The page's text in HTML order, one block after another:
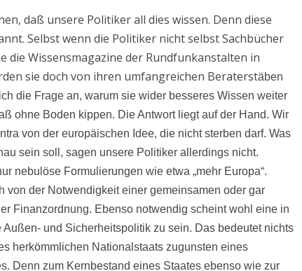
daß unsere Politiker all dies wissen. Denn diese
Selbst wenn die Politiker nicht selbst Sachbücher
die Wissensmagazine der Rundfunkanstalten in
sie doch von ihren umfangreichen Beraterstäben
die Frage an, warum sie wider besseres Wissen weiter
ohne Boden kippen. Die Antwort liegt auf der Hand. Wir
von der europäischen Idee, die nicht sterben darf. Was
sein soll, sagen unsere Politiker allerdings nicht.
nebulöse Formulierungen wie etwa „mehr Europa“.
von der Notwendigkeit einer gemeinsamen oder gar
Finanzordnung. Ebenso notwendig scheint wohl eine in
und Sicherheitspolitik zu sein. Das bedeutet nichts
herkömmlichen Nationalstaats zugunsten eines
Denn zum Kernbestand eines Staates ebenso wie zur